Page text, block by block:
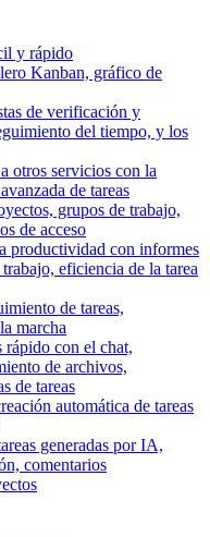
y rápido
Kanban, gráfico de
de verificación y
del tiempo, y los
otros servicios con la
de tareas
grupos de trabajo,
de acceso
productividad con informes
eficiencia de la tarea
de tareas,
marcha
rápido con el chat,
de archivos,
de tareas
automática de tareas
generadas por IA,
comentarios